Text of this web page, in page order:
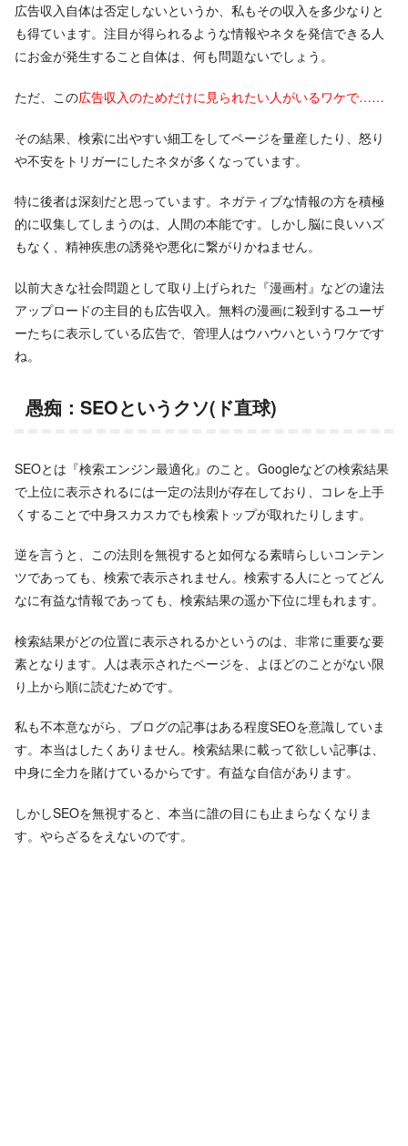
広告収入自体は否定しないというか、私もその収入を多少なりと
も得ています。注目が得られるような情報やネタを発信できる人
にお金が発生すること自体は、何も問題ないでしょう。
ただ、この広告収入のためだけに見られたい人がいるワケで……
その結果、検索に出やすい細工をしてページを量産したり、怒り
や不安をトリガーにしたネタが多くなっています。
特に後者は深刻だと思っています。ネガティブな情報の方を積極
的に収集してしまうのは、人間の本能です。しかし脳に良いハズ
もなく、精神疾患の誘発や悪化に繋がりかねません。
以前大きな社会問題として取り上げられた『漫画村』などの違法
アップロードの主目的も広告収入。無料の漫画に殺到するユーザ
ーたちに表示している広告で、管理人はウハウハというワケです
ね。
愚痴：SEOというクソ(ド直球)
SEOとは『検索エンジン最適化』のこと。Googleなどの検索結果
で上位に表示されるには一定の法則が存在しており、コレを上手
くすることで中身スカスカでも検索トップが取れたりします。
逆を言うと、この法則を無視すると如何なる素晴らしいコンテン
ツであっても、検索で表示されません。検索する人にとってどん
なに有益な情報であっても、検索結果の遥か下位に埋もれます。
検索結果がどの位置に表示されるかというのは、非常に重要な要
素となります。人は表示されたページを、よほどのことがない限
り上から順に読むためです。
私も不本意ながら、ブログの記事はある程度SEOを意識していま
す。本当はしたくありません。検索結果に載って欲しい記事は、
中身に全力を賭けているからです。有益な自信があります。
しかしSEOを無視すると、本当に誰の目にも止まらなくなりま
す。やらざるをえないのです。